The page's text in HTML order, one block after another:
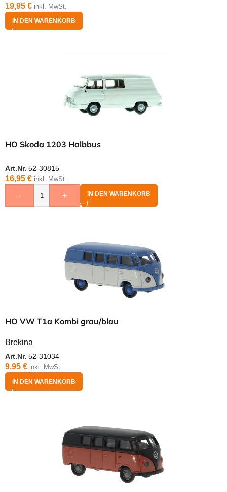
19,95 € inkl. MwSt.
IN DEN WARENKORB
HO Skoda 1203 Halbbus
Art.Nr. 52-30815
16,95 € inkl. MwSt.
- + IN DEN WARENKORB
HO VW T1a Kombi grau/blau
Brekina
Art.Nr. 52-31034
9,95 € inkl. MwSt.
IN DEN WARENKORB